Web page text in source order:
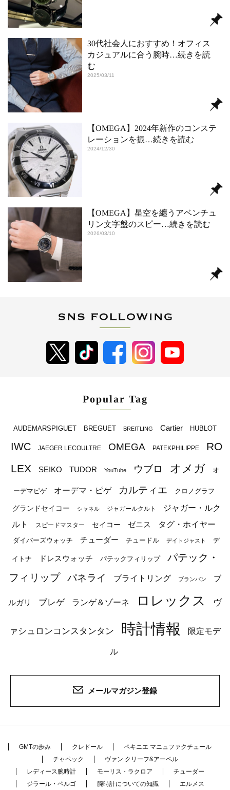
30代社会人におすすめ！オフィス
カジュアルに合う腕時…続きを読
む
2025/03/11
【OMEGA】2024年新作のコンステ
レーションを振…続きを読む
2024/12/30
【OMEGA】星空を纏うアベンチュ
リン文字盤のスピー…続きを読む
2026/03/10
Popular Tag
AUDEMARSPIGUET BREGUET BREITLING Cartier HUBLOT
IWC JAEGER LECOULTRE OMEGA PATEKPHILIPPE
RO
LEX
SEIKO TUDOR YouTube ウブロ オメガ オ
ーデマピゲ オーデマ・ピゲ カルティエ クロノグラフ
グランドセイコー シャネル ジャガールクルト
ジャガー・ルク
ルト
スピードマスター セイコー ゼニス タグ・ホイヤー
ダイバーズウォッチ チューダー チュードル デイトジャスト デ
イトナ ドレスウォッチ パテックフィリップ
パテック・
フィリップ
パネライ ブライトリング ブランパン ブ
ルガリ ブレゲ ランゲ＆ゾーネ ロレックス ヴ
ァシュロンコンスタンタン 時計情報 限定モデ
ル
メールマガジン登録
GMTの歩み クレドール
ペキニエ マニュファクチュール
チャペック
ヴァン クリーフ&アーペル
レディース腕時計
モーリス・ラクロア
チューダー
ジラール・ペルゴ
腕時計についての知識
エルメス